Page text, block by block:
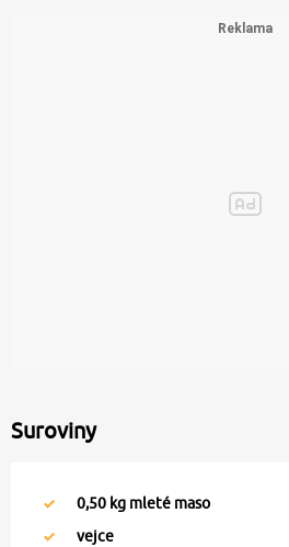
Suroviny
0,50 kg mleté maso
vejce